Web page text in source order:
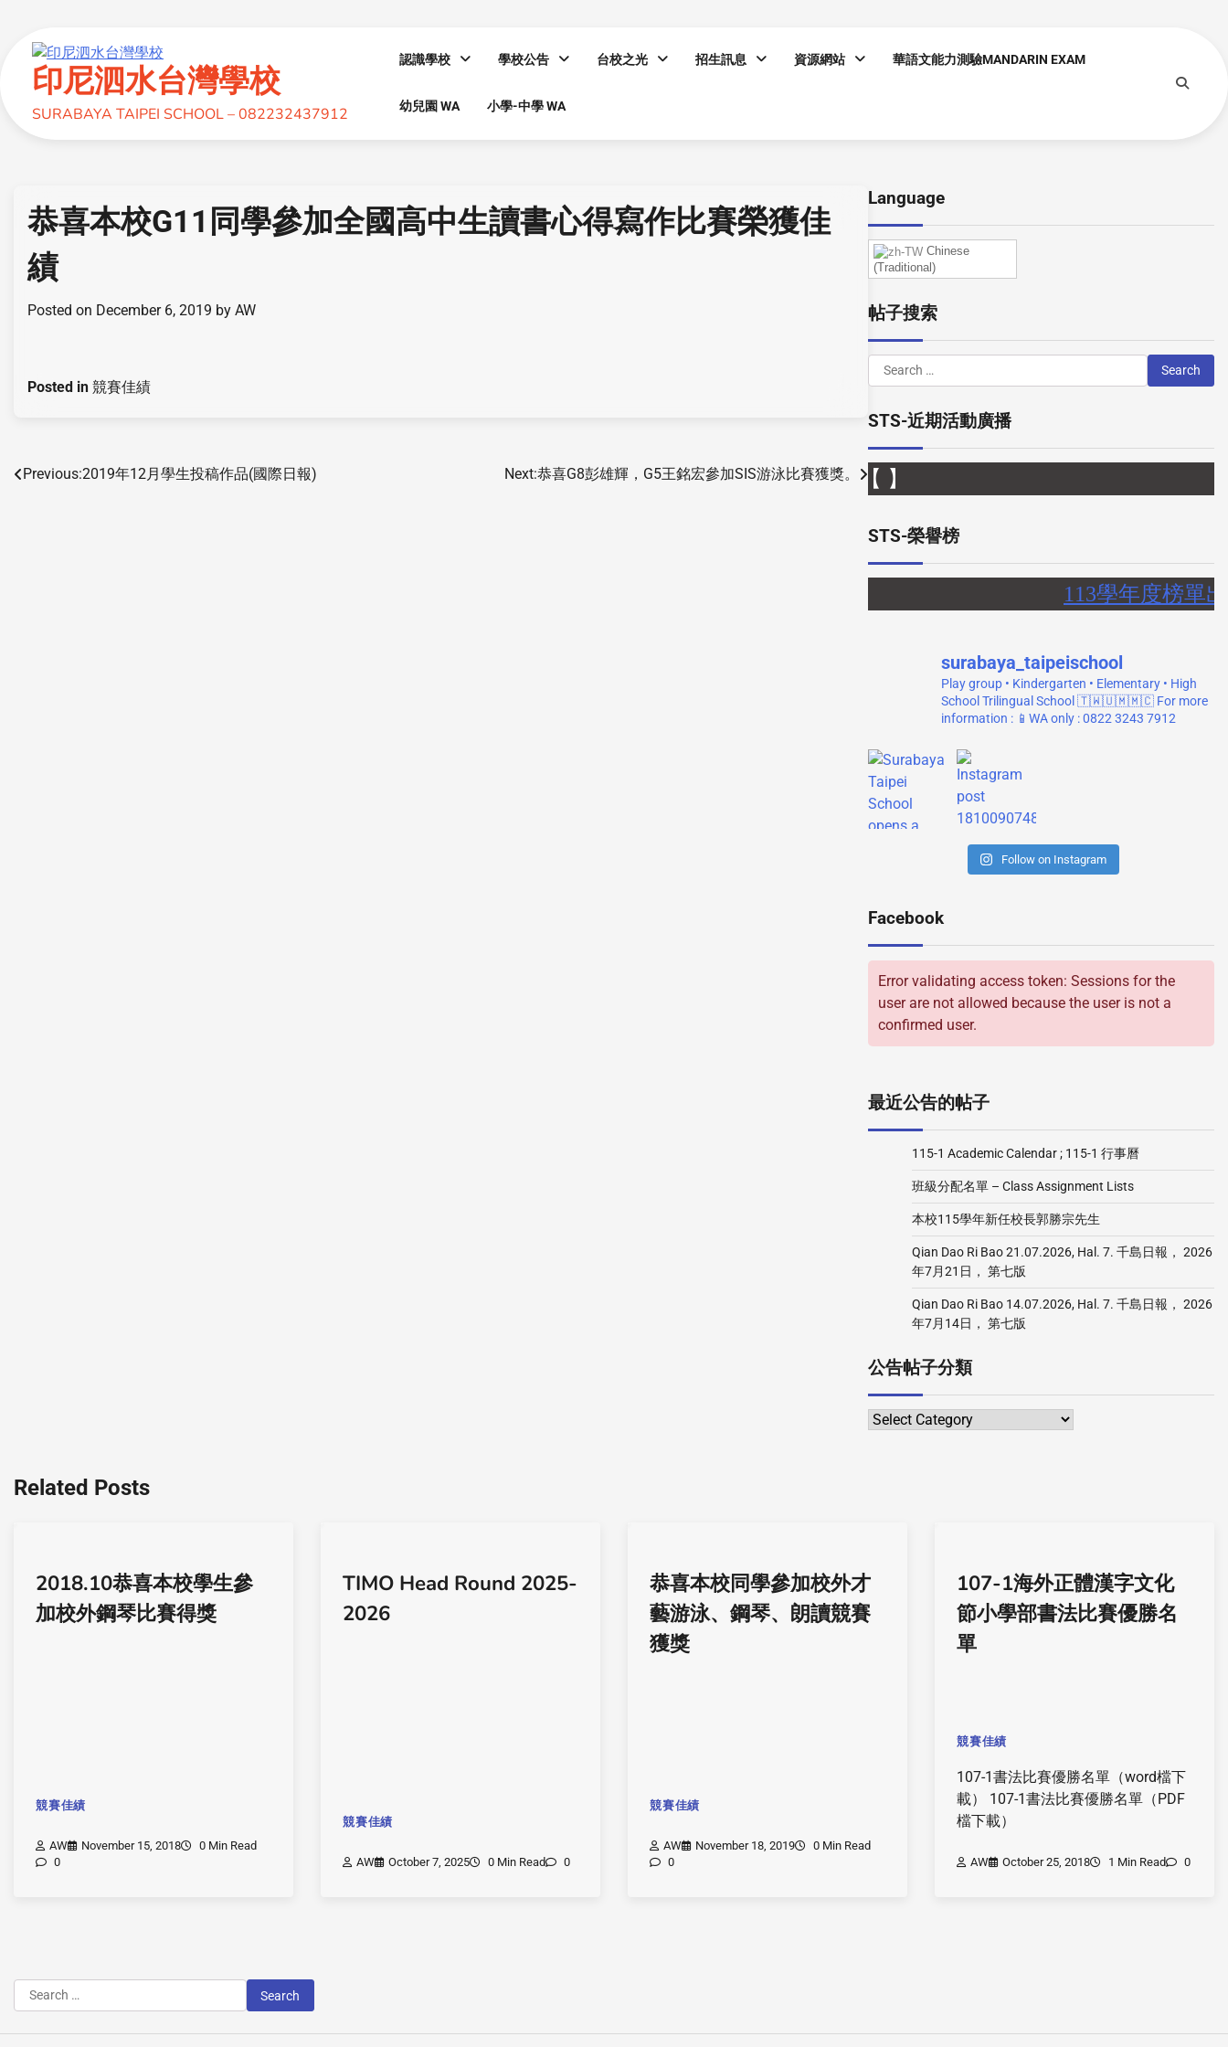
印尼泗水台灣學校
SURABAYA TAIPEI SCHOOL – 082232437912
認識學校 學校公告 台校之光 招生訊息 資源網站 華語文能力測驗MANDARIN EXAM
幼兒園 WA 小學-中學 WA
恭喜本校G11同學參加全國高中生讀書心得寫作比賽榮獲佳
績
Posted on December 6, 2019 by AW
Posted in 競賽佳績
Previous:2019年12月學生投稿作品(國際日報) Next:恭喜G8彭雄輝，G5王銘宏參加SIS游泳比賽獲獎。
Language
Chinese
(Traditional)
帖子搜索
STS-近期活動廣播
【 】
STS-榮譽榜
113學年度榜單
surabaya_taipeischool
Play group • Kindergarten • Elementary • High
School Trilingual School 🇹🇼🇺🇲🇲🇨For more
information :📱WA only : 0822 3243 7912
Follow on Instagram
Facebook
Error validating access token: Sessions for the
user are not allowed because the user is not a
confirmed user.
最近公告的帖子
115-1 Academic Calendar ; 115-1 行事曆
班級分配名單 – Class Assignment Lists
本校115學年新任校長郭勝宗先生
Qian Dao Ri Bao 21.07.2026, Hal. 7. 千島日報， 2026
年7月21日， 第七版
Qian Dao Ri Bao 14.07.2026, Hal. 7. 千島日報， 2026
年7月14日， 第七版
公告帖子分類
Related Posts
2018.10恭喜本校學生參
加校外鋼琴比賽得獎
競賽佳績
AW November 15, 2018
0 Min Read
0
TIMO Head Round 2025-
2026
競賽佳績
AW October 7, 2025 0 Min Read 0
恭喜本校同學參加校外才
藝游泳、鋼琴、朗讀競賽
獲獎
競賽佳績
AW November 18, 2019
0 Min Read
0
107-1海外正體漢字文化
節小學部書法比賽優勝名
單
競賽佳績
107-1書法比賽優勝名單（word檔下
載） 107-1書法比賽優勝名單（PDF
檔下載）
AW October 25, 2018 1 Min Read 0